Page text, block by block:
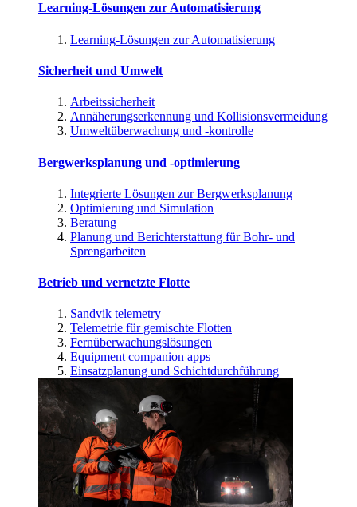
Learning-Lösungen zur Automatisierung
Learning-Lösungen zur Automatisierung
Sicherheit und Umwelt
Arbeitssicherheit
Annäherungserkennung und Kollisionsvermeidung
Umweltüberwachung und -kontrolle
Bergwerksplanung und -optimierung
Integrierte Lösungen zur Bergwerksplanung
Optimierung und Simulation
Beratung
Planung und Berichterstattung für Bohr- und
Sprengarbeiten
Betrieb und vernetzte Flotte
Sandvik telemetry
Telemetrie für gemischte Flotten
Fernüberwachungslösungen
Equipment companion apps
Einsatzplanung und Schichtdurchführung